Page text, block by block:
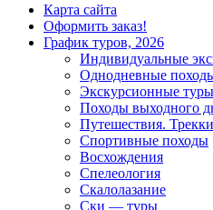
Карта сайта
Оформить заказ!
График туров, 2026
Индивидуальные
Однодневные
Экскурсионные туры
Походы выходного
Путешествия.
Спортивные походы
Восхождения
Спелеология
Скалолазание
Ски — туры